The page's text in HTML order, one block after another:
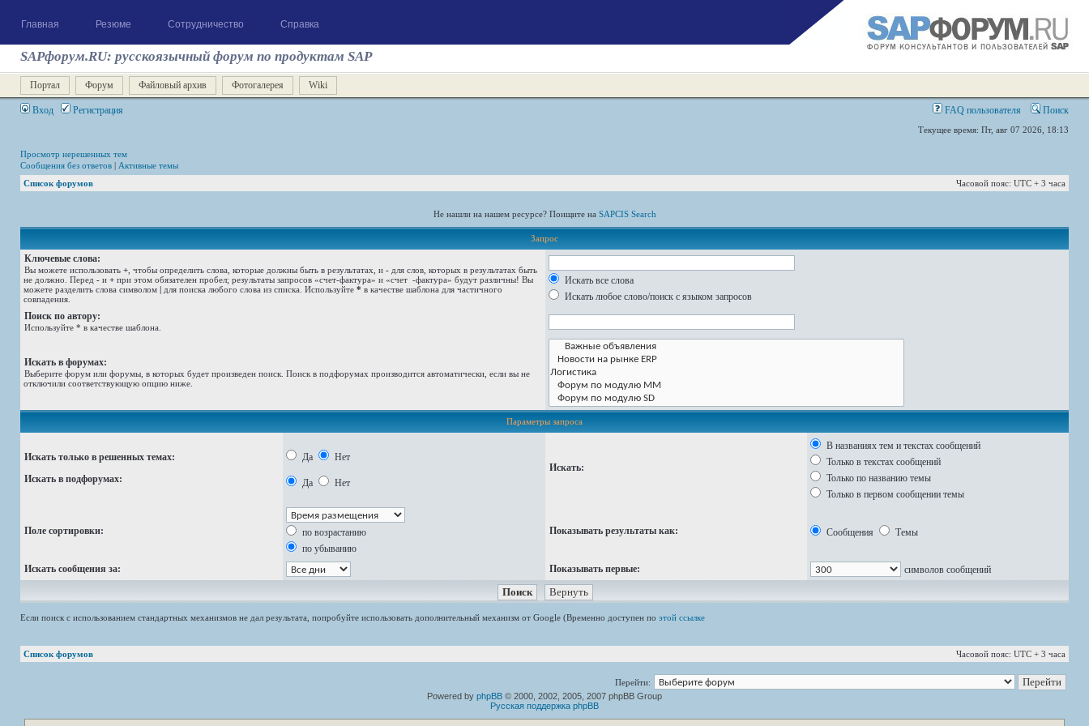
Главная Резюме Сотрудничество Справка
SAPфорум.RU: русскоязычный форум по продуктам SAP
Портал Форум Файловый архив Фотогалерея Wiki
Вход Регистрация FAQ пользователя Поиск
Текущее время: Пт, авг 07 2026, 18:13
Просмотр нерешенных тем
Сообщения без ответов | Активные темы
Список форумов
Часовой пояс: UTC + 3 часа
Не нашли на нашем ресурсе? Поищите на SAPCIS Search
Запрос
Ключевые слова:
Вы можете использовать + , чтобы определить слова, которые должны быть в результатах, и - для слов, которых в результатах быть
не должно. Перед - и + при этом обязателен пробел; результаты запросов «счет-фактура» и «счет -фактура» будут различны! Вы
можете разделить слова символом | для поиска любого слова из списка. Используйте * в качестве шаблона для частичного
совпадения.
Искать все слова
Искать любое слово/поиск с языком запросов
Поиск по автору:
Используйте * в качестве шаблона.
Искать в форумах:
Выберите форум или форумы, в которых будет произведен поиск. Поиск в подфорумах производится автоматически, если вы не
отключили соответствующую опцию ниже.
Параметры запроса
Искать только в решенных темах:
Искать в подфорумах:
Да Нет
Да Нет
Искать:
В названиях тем и текстах сообщений
Только в текстах сообщений
Только по названию темы
Только в первом сообщении темы
Поле сортировки:
по возрастанию
по убыванию
Показывать результаты как: Сообщения Темы
Искать сообщения за: Показывать первые: символов сообщений
Если поиск с использованием стандартных механизмов не дал результата, попробуйте использовать дополнительный механизм от Google (Временно доступен по этой ссылке
Список форумов Часовой пояс: UTC + 3 часа
Перейти:
Powered by phpBB © 2000, 2002, 2005, 2007 phpBB Group
Русская поддержка phpBB